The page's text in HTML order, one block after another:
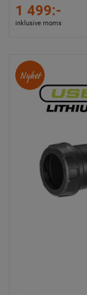
1 499:-
inklusive moms
Nyhet